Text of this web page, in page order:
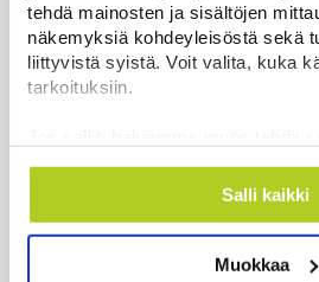
tehdä mainosten ja sisältöjen
näkemyksiä kohdeyleisöstä sekä
liittyvistä syistä. Voit valita, kuka
tarkoituksiin.
Kerätä tietoja
mahdollisesti muutaman
ominaispiirteitä aktiivisesti
Salli kaikki
Muokkaa
Uutiset